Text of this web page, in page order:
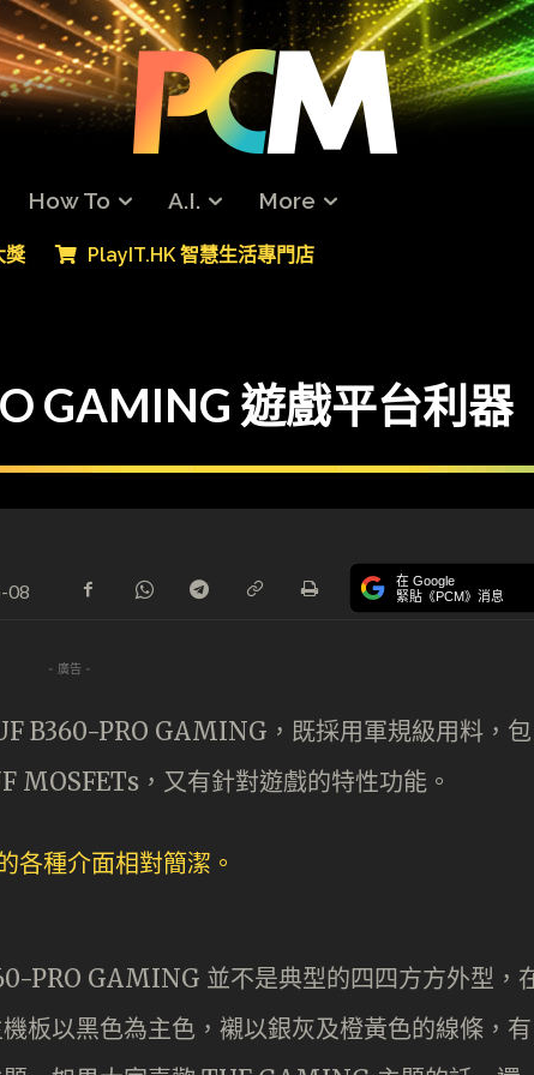
How To A.I. More
獎 PlayIT.HK 智慧生活專門店
GAMING 遊戲平台利器
08 在 Google
緊貼《PCM》消息
- 廣告 -
B360-PRO GAMING，既採用軍規級用料，包
，又有針對遊戲的特性功能。
PRO GAMING 並不是典型的四四方方外型，
板以黑色為主色，襯以銀灰及橙黃色的線條，有